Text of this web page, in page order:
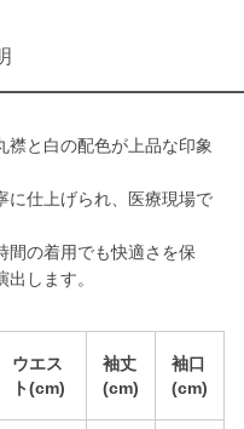
襟と白の配色が上品な印象
に仕上げられ、医療現場で
間の着用でも快適さを保
します。
ウエス
ト(cm)
袖丈
(cm)
袖口
(cm)